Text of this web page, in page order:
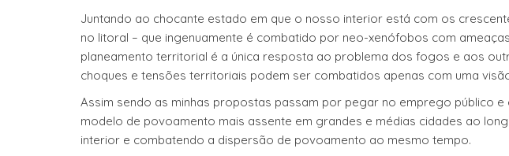
Juntando ao chocante estado em que o nosso interior está com os
no litoral – que ingenuamente é combatido por neo-xenófobos com
planeamento territorial é a única resposta ao problema dos fogos e aos
choques e tensões territoriais podem ser combatidos apenas com uma
Assim sendo as minhas propostas passam por pegar no emprego público
modelo de povoamento mais assente em grandes e médias cidades ao
interior e combatendo a dispersão de povoamento ao mesmo tempo.